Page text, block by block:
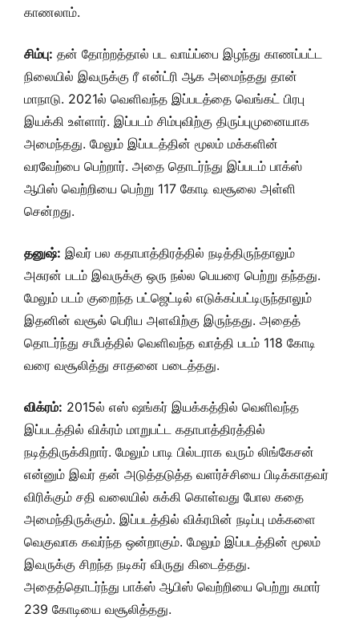
காணலாம்.
சிம்பு: தன் தோற்றத்தால் பட வாய்ப்பை இழந்து காணப்பட்ட
நிலையில் இவருக்கு ரீ என்ட்ரி ஆக அமைந்தது தான்
மாநாடு. 2021ல் வெளிவந்த இப்படத்தை வெங்கட் பிரபு
இயக்கி உள்ளார். இப்படம் சிம்புவிற்கு திருப்புமுனையாக
அமைந்தது. மேலும் இப்படத்தின் மூலம் மக்களின்
வரவேற்பை பெற்றார். அதை தொடர்ந்து இப்படம் பாக்ஸ்
ஆபிஸ் வெற்றியை பெற்று 117 கோடி வசூலை அள்ளி
சென்றது.
தனுஷ்: இவர் பல கதாபாத்திரத்தில் நடித்திருந்தாலும்
அசுரன் படம் இவருக்கு ஒரு நல்ல பெயரை பெற்று தந்தது.
மேலும் படம் குறைந்த பட்ஜெட்டில் எடுக்கப்பட்டிருந்தாலும்
இதனின் வசூல் பெரிய அளவிற்கு இருந்தது. அதைத்
தொடர்ந்து சமீபத்தில் வெளிவந்த வாத்தி படம் 118 கோடி
வரை வசூலித்து சாதனை படைத்தது.
விக்ரம்: 2015ல் எஸ் ஷங்கர் இயக்கத்தில் வெளிவந்த
இப்படத்தில் விக்ரம் மாறுபட்ட கதாபாத்திரத்தில்
நடித்திருக்கிறார். மேலும் பாடி பில்டராக வரும் லிங்கேசன்
என்னும் இவர் தன் அடுத்தடுத்த வளர்ச்சியை பிடிக்காதவர்
விரிக்கும் சதி வலையில் சுக்கி கொள்வது போல கதை
அமைந்திருக்கும். இப்படத்தில் விக்ரமின் நடிப்பு மக்களை
வெகுவாக கவர்ந்த ஒன்றாகும். மேலும் இப்படத்தின் மூலம்
இவருக்கு சிறந்த நடிகர் விருது கிடைத்தது.
அதைத்தொடர்ந்து பாக்ஸ் ஆபிஸ் வெற்றியை பெற்று சுமார்
239 கோடியை வசூலித்தது.